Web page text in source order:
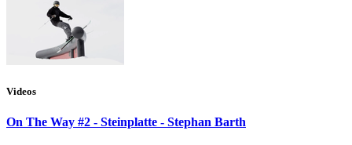
Videos
On The Way #2 - Steinplatte - Stephan Barth